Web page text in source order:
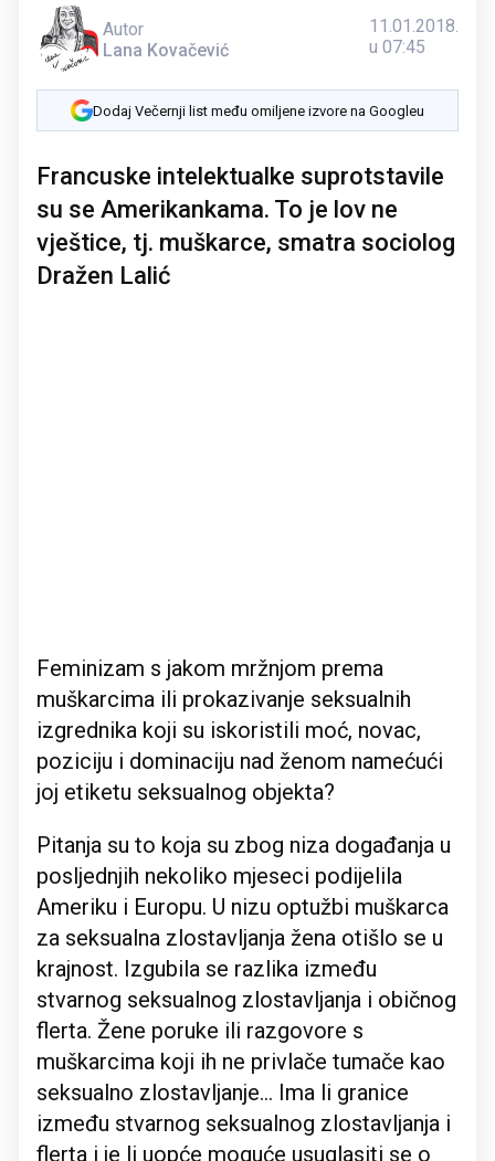
Autor
Lana Kovačević
11.01.2018.
u 07:45
Dodaj Večernji list među omiljene izvore na Googleu
Francuske intelektualke suprotstavile
su se Amerikankama. To je lov ne
vještice, tj. muškarce, smatra sociolog
Dražen Lalić
Feminizam s jakom mržnjom prema
muškarcima ili prokazivanje seksualnih
izgrednika koji su iskoristili moć, novac,
poziciju i dominaciju nad ženom namećući
joj etiketu seksualnog objekta?
Pitanja su to koja su zbog niza događanja u
posljednjih nekoliko mjeseci podijelila
Ameriku i Europu. U nizu optužbi muškarca
za seksualna zlostavljanja žena otišlo se u
krajnost. Izgubila se razlika između
stvarnog seksualnog zlostavljanja i običnog
flerta. Žene poruke ili razgovore s
muškarcima koji ih ne privlače tumače kao
seksualno zlostavljanje... Ima li granice
između stvarnog seksualnog zlostavljanja i
flerta i je li uopće moguće usuglasiti se o